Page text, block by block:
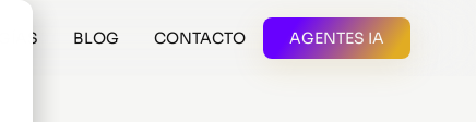
BLOG CONTACTO AGENTES IA